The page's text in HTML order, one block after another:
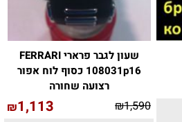
שעון לגבר פרארי FERRARI
108031p16 כסוף לוח אפור
רצועה שחורה
₪1,590
₪1,113